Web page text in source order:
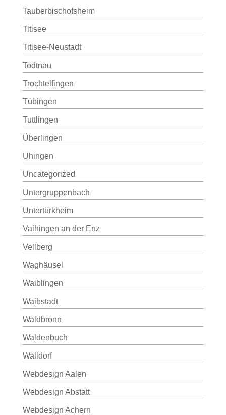
Tauberbischofsheim
Titisee
Titisee-Neustadt
Todtnau
Trochtelfingen
Tübingen
Tuttlingen
Überlingen
Uhingen
Uncategorized
Untergruppenbach
Untertürkheim
Vaihingen an der Enz
Vellberg
Waghäusel
Waiblingen
Waibstadt
Waldbronn
Waldenbuch
Walldorf
Webdesign Aalen
Webdesign Abstatt
Webdesign Achern